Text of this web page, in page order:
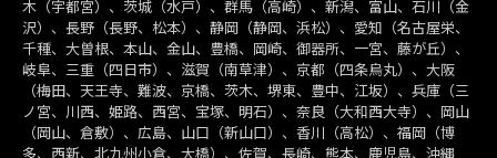
木（宇都宮）、茨城（水戸）、群馬（高崎）、新潟、富山、石川（金
沢）、長野（長野、松本）、静岡（静岡、浜松）、愛知（名古屋栄、
千種、大曽根、本山、金山、豊橋、岡崎、御器所、一宮、藤が丘）、
岐阜、三重（四日市）、滋賀（南草津）、京都（四条烏丸）、大阪
（梅田、天王寺、難波、京橋、茨木、堺東、豊中、江坂）、兵庫（三
ノ宮、川西、姫路、西宮、宝塚、明石）、奈良（大和西大寺）、岡山
（岡山、倉敷）、広島、山口（新山口）、香川（高松）、福岡（博
多、西新、北九州小倉、大橋）、佐賀、長崎、熊本、鹿児島、沖縄